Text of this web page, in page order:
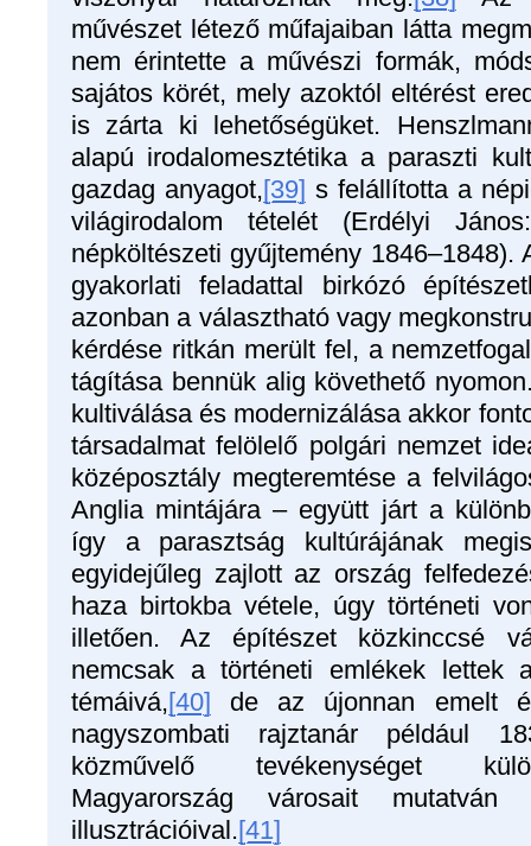
művészet létező műfajaiban látta
nem érintette a művészi formák,
sajátos körét, mely azoktól eltérést
is zárta ki lehetőségüket.
alapú irodalomesztétika a paraszti
gazdag anyagot,[39] s felállította a
világirodalom tételét (Erdélyi
népköltészeti gyűjtemény 1846–1848).
gyakorlati feladattal birkózó
azonban a választható vagy
kérdése ritkán merült fel, a
tágítása bennük alig követhető
kultiválása és modernizálása akkor
társadalmat felölelő polgári nemzet
középosztály megteremtése a
Anglia mintájára – együtt járt a
így a parasztság kultúrájának
egyidejűleg zajlott az ország
haza birtokba vétele, úgy történeti
illetően. Az építészet közkinccsé
nemcsak a történeti emlékek lettek
témáivá,[40] de az újonnan emelt
nagyszombati rajztanár például
közművelő tevékenységet
Magyarország városait
illusztrációival.[41]